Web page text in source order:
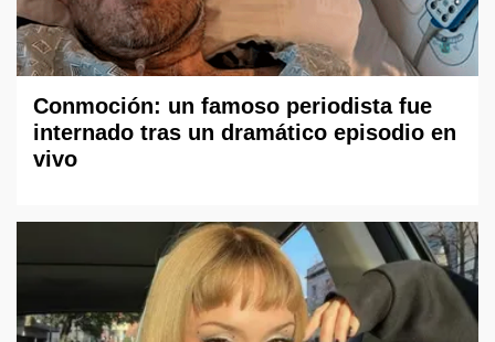
Conmoción: un famoso periodista fue
internado tras un dramático episodio en
vivo